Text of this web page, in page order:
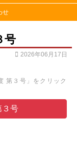
せ
号
2026年06月17日
第３号」をクリック
３号